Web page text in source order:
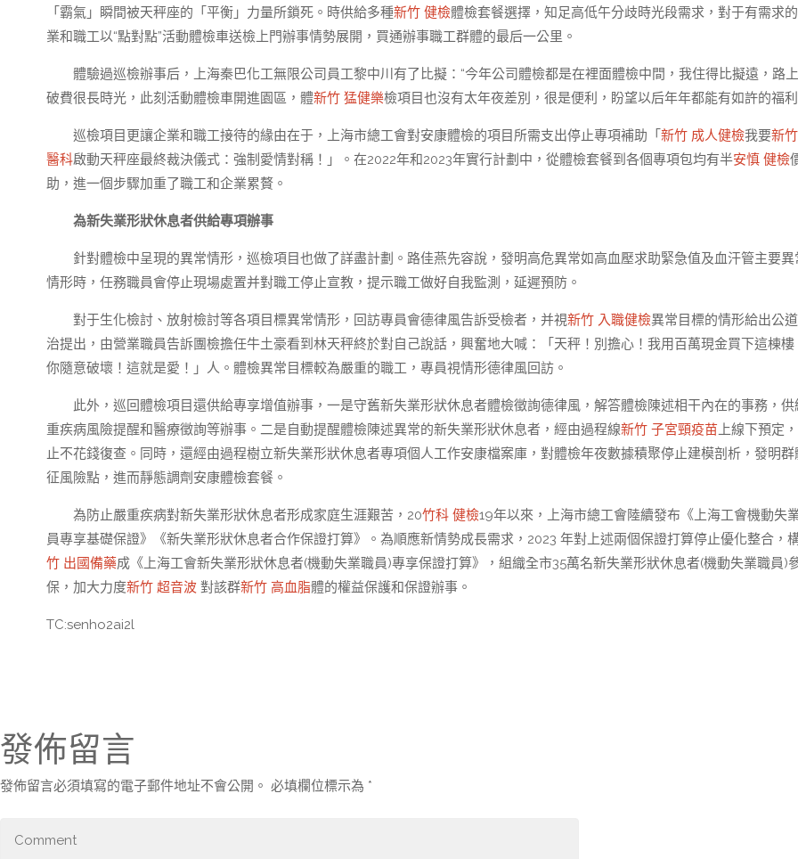
「霸氣」瞬間被天秤座的「平衡」力量所鎖死。時供給多種新竹 健檢體檢套餐選擇，知足高低午分歧時光段需求，對于有需求
業和職工以“點對點”活動體檢車送檢上門辦事情勢展開，買通辦事職工群體的最后一公里。
體驗過巡檢辦事后，上海秦巴化工無限公司員工黎中川有了比擬：“今年公司體檢都是在裡面體檢中間，我住得比擬遠，路
破費很長時光，此刻活動體檢車開進園區，體新竹 猛健樂檢項目也沒有太年夜差別，很是便利，盼望以后年年都能有如許的福利
巡檢項目更讓企業和職工接待的緣由在于，上海市總工會對安康體檢的項目所需支出停止專項補助「 新竹 成人健檢我要新
醫科啟動天秤座最終裁決儀式：強制愛情對稱！」。在2022年和2023年實行計劃中，從體檢套餐到各個專項包均有半安慎 健檢
助，進一個步驟加重了職工和企業累贅。
為新失業形狀休息者供給專項辦事
針對體檢中呈現的異常情形，巡檢項目也做了詳盡計劃。路佳燕先容說，發明高危異常如高血壓求助緊急值及血汗管主要異
情形時，任務職員會停止現場處置并對職工停止宣教，提示職工做好自我監測，延遲預防。
對于生化檢討、放射檢討等各項目標異常情形，回訪專員會德律風告訴受檢者，并視新竹 入職健檢異常目標的情形給出公
治提出，由營業職員告訴團檢擔任牛土豪看到林天秤終於對自己說話，興奮地大喊：「天秤！別擔心！我用百萬現金買下這棟樓
你隨意破壞！這就是愛！」人。體檢異常目標較為嚴重的職工，專員視情形德律風回訪。
此外，巡回體檢項目還供給專享增值辦事，一是守舊新失業形狀休息者體檢徵詢德律風，解答體檢陳述相干內在的事務，供
重疾病風險提醒和醫療徵詢等辦事。二是自動提醒體檢陳述異常的新失業形狀休息者，經由過程線新竹 子宮頸疫苗 上線下預定
止不花錢復查。同時，還經由過程樹立新失業形狀休息者專項個人工作安康檔案庫，對體檢年夜數據積聚停止建模剖析，發明群
征風險點，進而靜態調劑安康體檢套餐。
為防止嚴重疾病對新失業形狀休息者形成家庭生涯艱苦，20竹科 健檢19年以來，上海市總工會陸續發布《上海工會機動失
員專享基礎保證》《新失業形狀休息者合作保證打算》。為順應新情勢成長需求，2023 年對上述兩個保證打算停止優化整合，
竹 出國備藥成《上海工會新失業形狀休息者(機動失業職員)專享保證打算》，組織全市35萬名新失業形狀休息者(機動失業職員)
保，加大力度新竹 超音波 對該群新竹 高血脂體的權益保護和保證辦事。
TC:senho2ai2l
發佈留言
發佈留言必須填寫的電子郵件地址不會公開。 必填欄位標示為 *